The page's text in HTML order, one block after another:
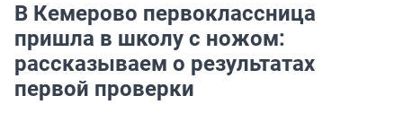
В Кемерово первоклассница
пришла в школу с ножом:
рассказываем о результатах
первой проверки